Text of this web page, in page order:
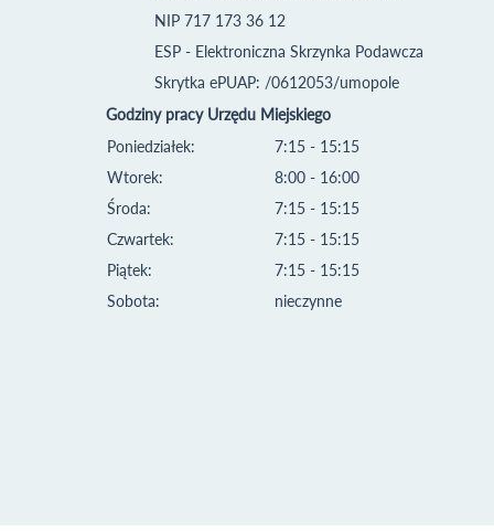
NIP 717 173 36 12
ESP - Elektroniczna Skrzynka Podawcza
Skrytka ePUAP: /0612053/umopole
Godziny pracy Urzędu Miejskiego
Poniedziałek:
Wtorek:
Środa:
Czwartek:
Piątek:
Sobota:
7:15 - 15:15
8:00 - 16:00
7:15 - 15:15
7:15 - 15:15
7:15 - 15:15
nieczynne